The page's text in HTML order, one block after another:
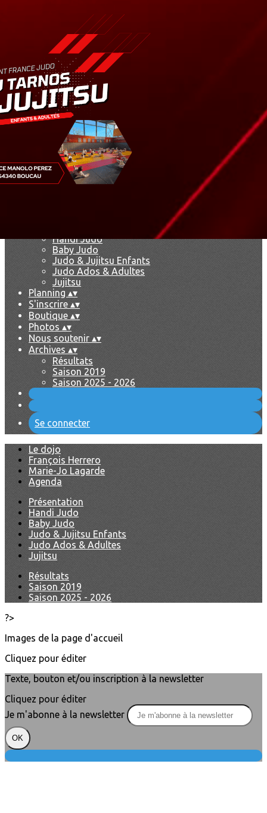
Exporter toutes les colonnes
Exporter uniquement les colonnes affichées
Ajoutez un logo, un bouton, des réseaux sociaux
Cliquez pour éditer
Accueil▴▾
Le club▴▾
Le dojo
François Herrero
Handi Judo
Baby Judo
Judo & Jujitsu Enfants
Judo Ados & Adultes
Jujitsu
Planning ▴▾
S'inscrire ▴▾
Boutique ▴▾
Photos ▴▾
Nous soutenir ▴▾
Archives ▴▾
Résultats
Saison 2019
Saison 2025 - 2026
Se connecter
Le dojo
François Herrero
Marie-Jo Lagarde
Agenda
Présentation
Handi Judo
Baby Judo
Judo & Jujitsu Enfants
Judo Ados & Adultes
Jujitsu
Résultats
Saison 2019
Saison 2025 - 2026
?>
Images de la page d'accueil
Cliquez pour éditer
Texte, bouton et/ou inscription à la newsletter
Cliquez pour éditer
Je m'abonne à la newsletter
OK